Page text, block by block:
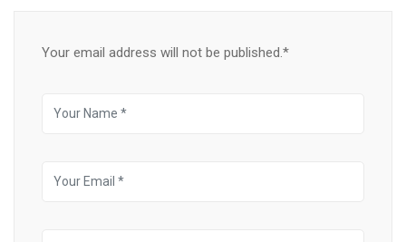
Your email address will not be published.*